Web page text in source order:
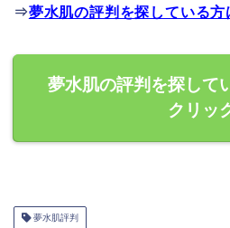
⇒夢水肌の評判を探している
夢水肌の評判を探して
クリッ
夢水肌評判